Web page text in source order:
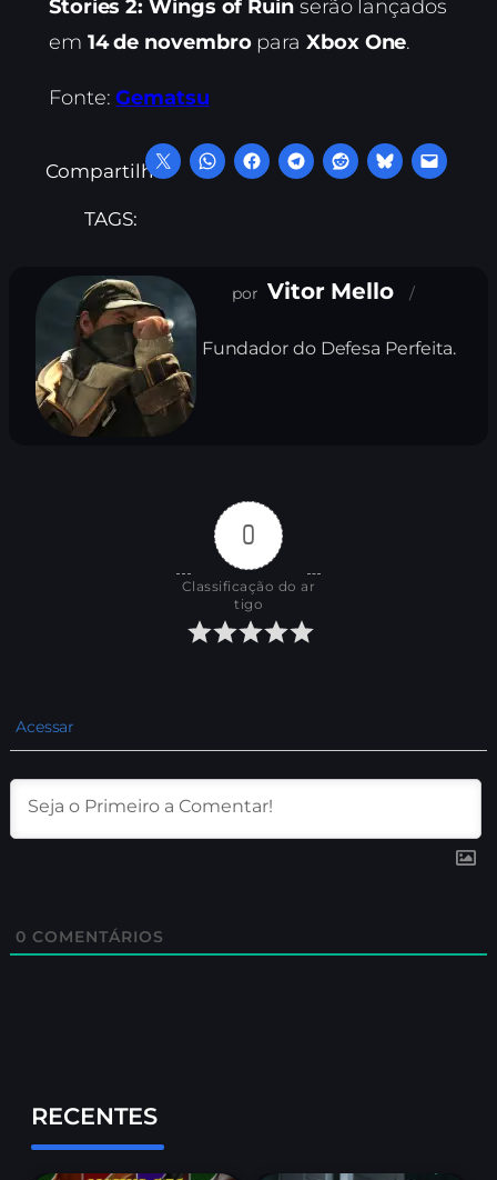
Stories 2: Wings of Ruinserão lançados
em 14 de novembroparaXbox One.
Fonte:Gematsu
Compartilhe:
TAGS:
Vitor Mello
Fundador do Defesa Perfeita.
0
Classificação do ar
tigo
Acessar
0 COMENTÁRIOS
RECENTES